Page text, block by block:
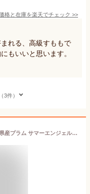
格と在庫を楽天でチェック >>
れる、高級すももで
もいいと思います。
3件）
プラム お中元【すもも 送料無料】山梨県産プラム サマーエンジェル 約1.4kgすもも 李 スモモ ギフト 御中元 ご贈答 高級フルーツ 果物 山梨県推奨品種 産地直送 お取り寄せグルメ すもも